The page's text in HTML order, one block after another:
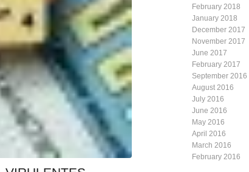
February 2018
January 2018
December 2017
November 2017
June 2017
February 2017
September 2016
August 2016
July 2016
June 2016
May 2016
April 2016
March 2016
February 2016